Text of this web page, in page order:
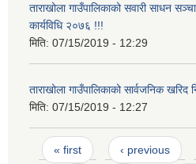
ताराखोला गाउँपालिकाको सवारी साधन
कार्यविधि २०७६ !!!
मिति: 07/15/2019 - 12:29
ताराखोला गाउँपालिकाको सार्वजनिक
मिति: 07/15/2019 - 12:27
Pages
« first ‹ previous